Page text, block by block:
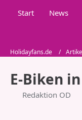
Start News
Holidayfans.de
E-Biken
Redaktion OD